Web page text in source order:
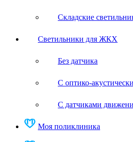
Складские
Светильники для ЖКХ
Без датчика
С оптико-
С датчиками
Моя поликлиника